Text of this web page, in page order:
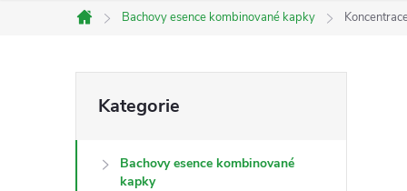
Domů
Bachovy esence kombinované kapky
o
kategorie
Kategorie
Bachovy esence kombinované
kapky